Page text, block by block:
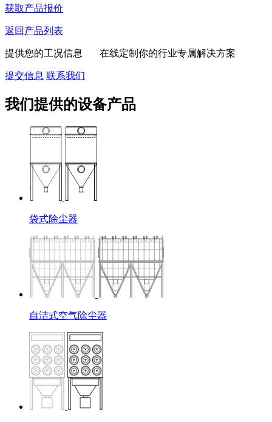
获取产品报价
返回产品列表
提供您的工况信息 在线定制你的行业专属解决方案
提交信息 联系我们
我们提供的设备产品
袋式除尘器
自洁式空气除尘器